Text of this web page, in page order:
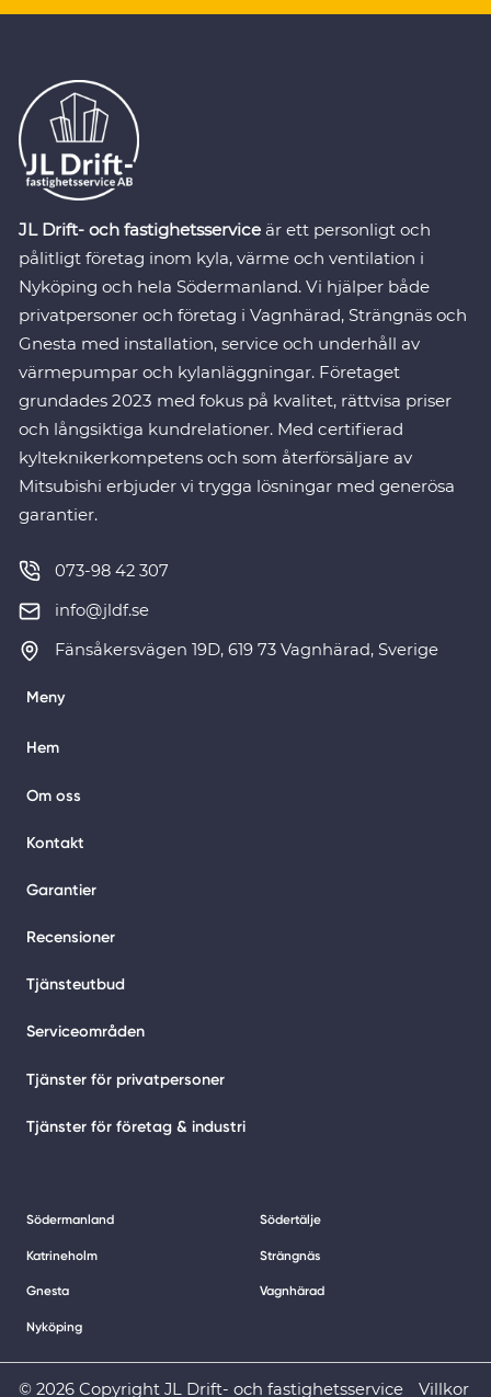
JL Drift- och fastighetsserviceär ett personligt och
pålitligt företag inom kyla, värme och ventilation i
Nyköping och hela Södermanland. Vi hjälper både
privatpersoner och företag i Vagnhärad, Strängnäs och
Gnesta med installation, service och underhåll av
värmepumpar och kylanläggningar. Företaget
grundades 2023 med fokus på kvalitet, rättvisa priser
och långsiktiga kundrelationer. Med certifierad
kylteknikerkompetens och som återförsäljare av
Mitsubishi erbjuder vi trygga lösningar med generösa
garantier.
073-98 42 307
info@jldf.se
Fänsåkersvägen 19D, 619 73 Vagnhärad, Sverige
Meny
Hem
Om oss
Kontakt
Garantier
Recensioner
Tjänsteutbud
Serviceområden
Tjänster för privatpersoner
Tjänster för företag & industri
Södermanland Södertälje
Katrineholm Strängnäs
Gnesta Vagnhärad
Nyköping
© 2026 Copyright JL Drift- och fastighetsservice Villkor